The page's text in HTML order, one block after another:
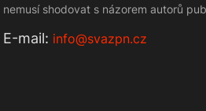
nemusí shodovat s názorem autorů
Е-mail: info@svazpn.cz